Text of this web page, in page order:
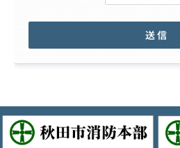
送 信